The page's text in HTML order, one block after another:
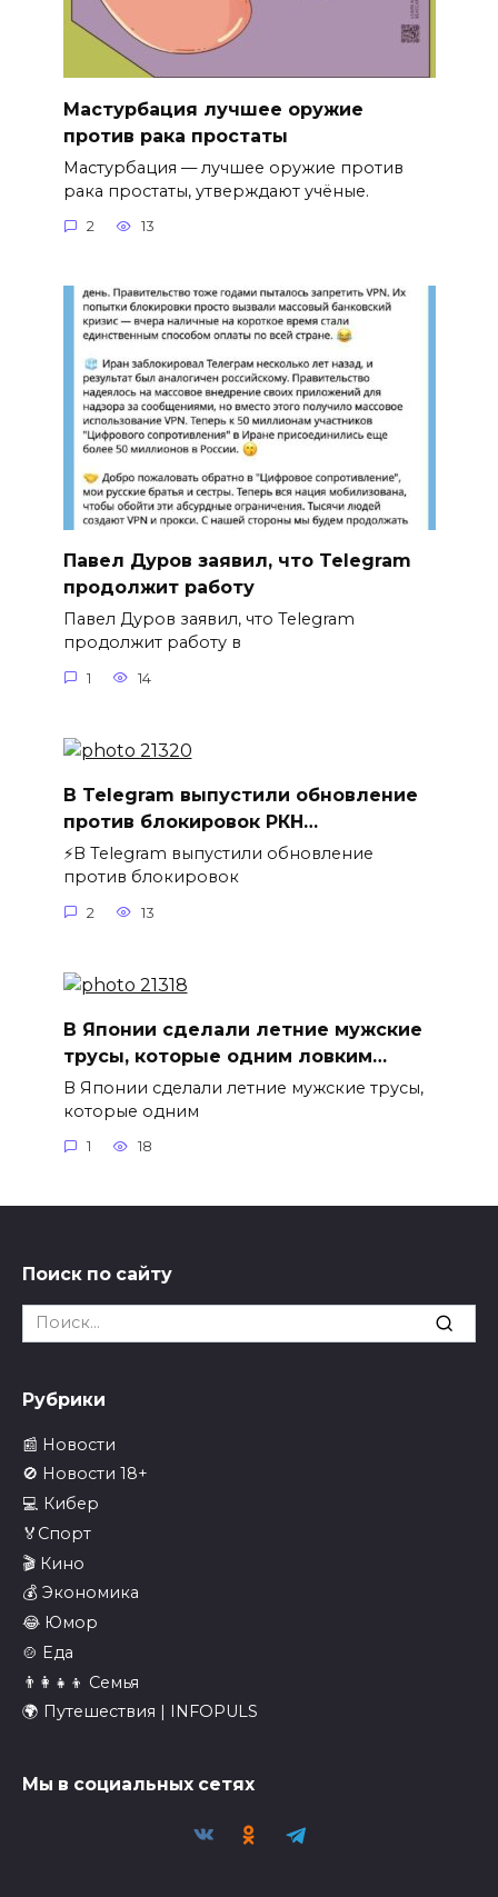
Мастурбация лучшее оружие
против рака простаты
Мастурбация — лучшее оружие против
рака простаты, утверждают учёные.
2 13
Павел Дуров заявил, что Telegram
продолжит работу
Павел Дуров заявил, что Telegram
продолжит работу в
1 14
В Telegram выпустили обновление
против блокировок РКН…
⚡️В Telegram выпустили обновление
против блокировок
2 13
В Японии сделали летние мужские
трусы, которые одним ловким…
В Японии сделали летние мужские трусы,
которые одним
1 18
Поиск по сайту
Search
for:
Рубрики
📰 Новости
🚫 Новости 18+
💻 Кибер
🏅Спорт
🎬 Кино
💰 Экономика
😂 Юмор
🍲 Еда
👨‍👩‍👧‍👦 Семья
🌍 Путешествия | INFOPULS
Мы в социальных сетях